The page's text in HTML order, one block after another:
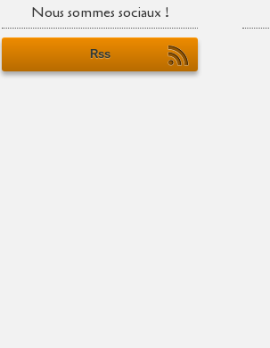
Nous sommes sociaux !
Rss